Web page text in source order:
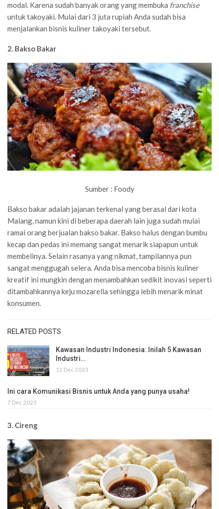
modal. Karena sudah banyak orang yang membuka franchise
untuk takoyaki. Mulai dari 3 juta rupiah Anda sudah bisa
menjalankan bisnis kuliner takoyaki tersebut.
2. Bakso Bakar
Sumber : Foody
Bakso bakar adalah jajanan terkenal yang berasal dari kota
Malang, namun kini di beberapa daerah lain juga sudah mulai
ramai orang berjualan bakso bakar. Bakso halus dengan bumbu
kecap dan pedas ini memang sangat menarik siapapun untuk
membelinya. Selain rasanya yang nikmat, tampilannya pun
sangat menggugah selera. Anda bisa mencoba bisnis kuliner
kreatif ini mungkin dengan menambahkan sedikit inovasi seperti
ditambahkannya keju mozarella sehingga lebih menarik minat
konsumen.
RELATED POSTS
Kawasan Industri Indonesia: Inilah 5 Kawasan
Industri…
12 Dec 2023
Ini cara Komunikasi Bisnis untuk Anda yang punya usaha!
7 Dec 2023
3. Cireng